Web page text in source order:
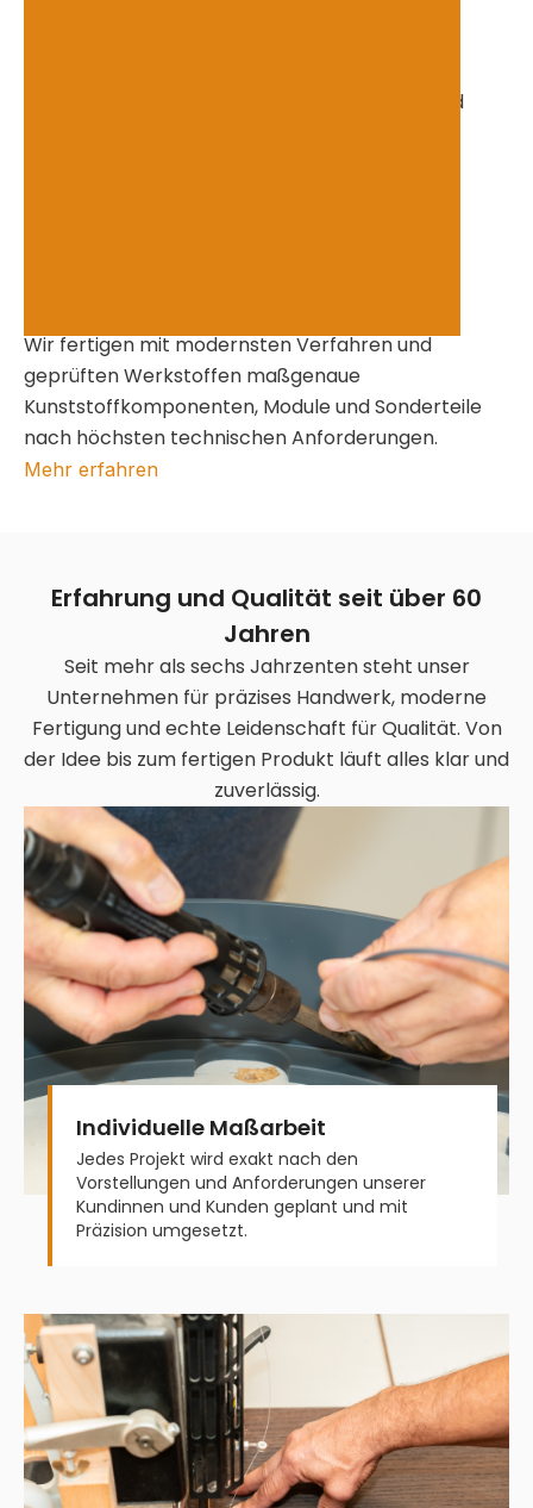
entstehen Möbel, die auf Funktion, Ästhetik und
Wir fertigen mit modernsten Verfahren und
geprüften Werkstoffen maßgenaue
Kunststoffkomponenten, Module und Sonderteile
nach höchsten technischen Anforderungen.
Mehr erfahren
Erfahrung und Qualität seit über 60
Jahren
Seit mehr als sechs Jahrzenten steht unser
Unternehmen für präzises Handwerk, moderne
Fertigung und echte Leidenschaft für Qualität. Von
der Idee bis zum fertigen Produkt läuft alles klar und
zuverlässig.
Individuelle Maßarbeit
Jedes Projekt wird exakt nach den
Vorstellungen und Anforderungen unserer
Kundinnen und Kunden geplant und mit
Präzision umgesetzt.